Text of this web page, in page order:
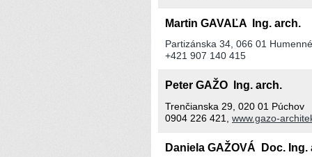
Martin GAVAĽA Ing. arch.
Partizánska 34, 066 01 Humenné
+421 907 140 415
Peter GAŽO Ing. arch.
Trenčianska 29, 020 01 Púchov
0904 226 421, www.gazo-
Daniela GAŽOVÁ Doc.